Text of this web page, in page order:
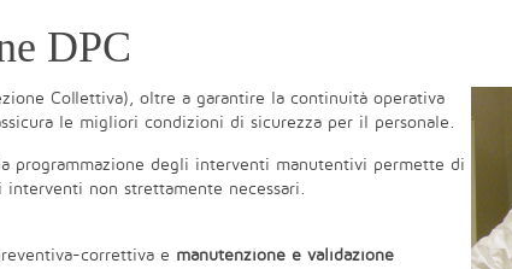
DPC
Collettiva), oltre a garantire la continuità operativa
le migliori condizioni di sicurezza per il personale.
programmazione degli interventi manutentivi permette di
non strettamente necessari.
correttiva e manutenzione e validazione